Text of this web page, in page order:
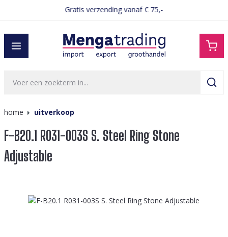
Gratis verzending vanaf € 75,-
home uitverkoop
F-B20.1 R031-003S S. Steel Ring Stone
Adjustable
Afbeeldingengalerij overslaan